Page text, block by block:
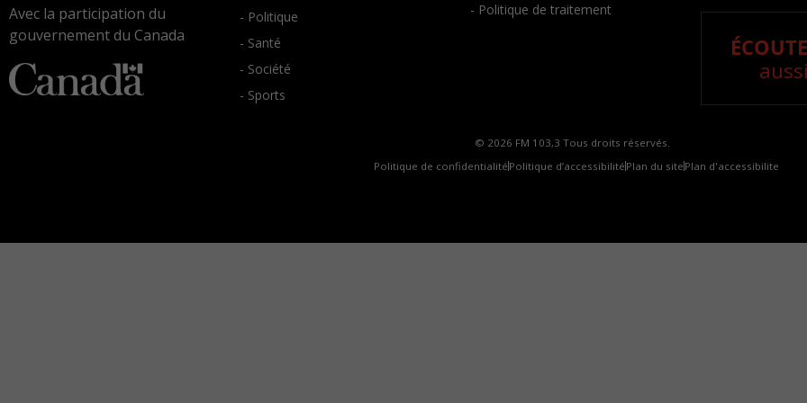
Avec la participation du
gouvernement du Canada
- Politique
- Santé
- Société
- Sports
- Politique de traitement
© 2026 FM 103,3 Tous droits réservés.
Politique de confidentialité Politique d’accessibilité Plan du site Plan d'accessibilite